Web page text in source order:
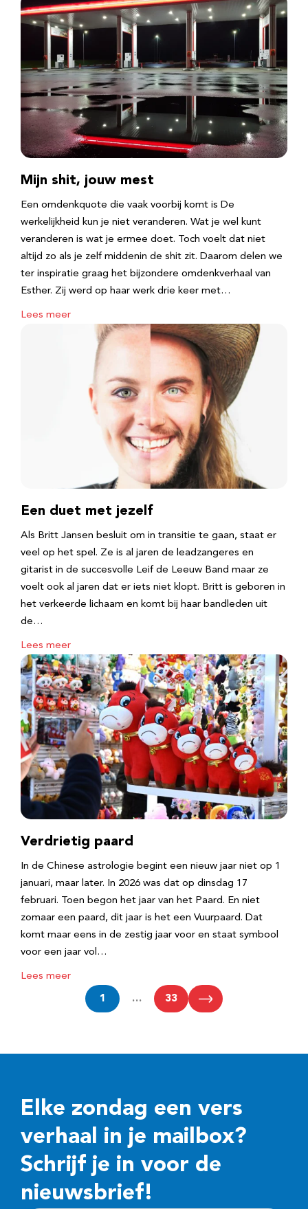
Mijn shit, jouw mest
Een omdenkquote die vaak voorbij komt is De
werkelijkheid kun je niet veranderen. Wat je wel kunt
veranderen is wat je ermee doet. Toch voelt dat niet
altijd zo als je zelf middenin de shit zit. Daarom delen we
ter inspiratie graag het bijzondere omdenkverhaal van
Esther. Zij werd op haar werk drie keer met…
Lees meer
Een duet met jezelf
Als Britt Jansen besluit om in transitie te gaan, staat er
veel op het spel. Ze is al jaren de leadzangeres en
gitarist in de succesvolle Leif de Leeuw Band maar ze
voelt ook al jaren dat er iets niet klopt. Britt is geboren in
het verkeerde lichaam en komt bij haar bandleden uit
de…
Lees meer
Verdrietig paard
In de Chinese astrologie begint een nieuw jaar niet op 1
januari, maar later. In 2026 was dat op dinsdag 17
februari. Toen begon het jaar van het Paard. En niet
zomaar een paard, dit jaar is het een Vuurpaard. Dat
komt maar eens in de zestig jaar voor en staat symbool
voor een jaar vol…
Lees meer
1 … 33
Elke zondag een vers
verhaal in je mailbox?
Schrijf je in voor de
nieuwsbrief!